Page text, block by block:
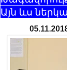
Այն ևս